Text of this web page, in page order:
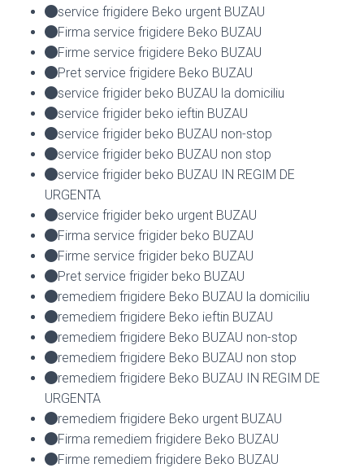
service frigidere Beko urgent BUZAU
Firma service frigidere Beko BUZAU
Firme service frigidere Beko BUZAU
Pret service frigidere Beko BUZAU
service frigider beko BUZAU la domiciliu
service frigider beko ieftin BUZAU
service frigider beko BUZAU non-stop
service frigider beko BUZAU non stop
service frigider beko BUZAU IN REGIM DE
URGENTA
service frigider beko urgent BUZAU
Firma service frigider beko BUZAU
Firme service frigider beko BUZAU
Pret service frigider beko BUZAU
remediem frigidere Beko BUZAU la domiciliu
remediem frigidere Beko ieftin BUZAU
remediem frigidere Beko BUZAU non-stop
remediem frigidere Beko BUZAU non stop
remediem frigidere Beko BUZAU IN REGIM DE
URGENTA
remediem frigidere Beko urgent BUZAU
Firma remediem frigidere Beko BUZAU
Firme remediem frigidere Beko BUZAU